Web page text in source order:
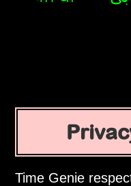
Time Genie